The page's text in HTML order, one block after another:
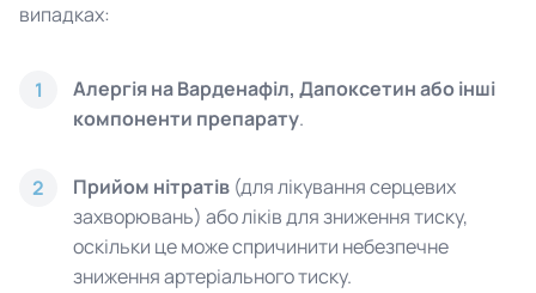
випадках:
1
Алергія на Варденафіл, Дапоксетин або інші
компоненти препарату.
2 Прийом нітратів (для лікування серцевих
захворювань) або ліків для зниження тиску,
оскільки це може спричинити небезпечне
зниження артеріального тиску.